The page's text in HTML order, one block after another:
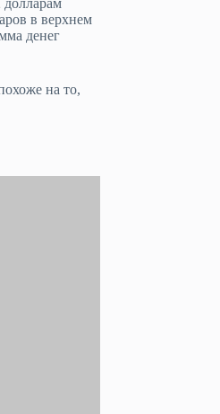
в верхнем
денег
на то,